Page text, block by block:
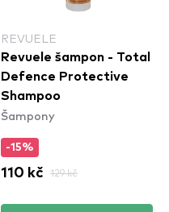
REVUELE
Revuele šampon - Total
Defence Protective
Shampoo
Šampony
-15%
110 kč 129 kč